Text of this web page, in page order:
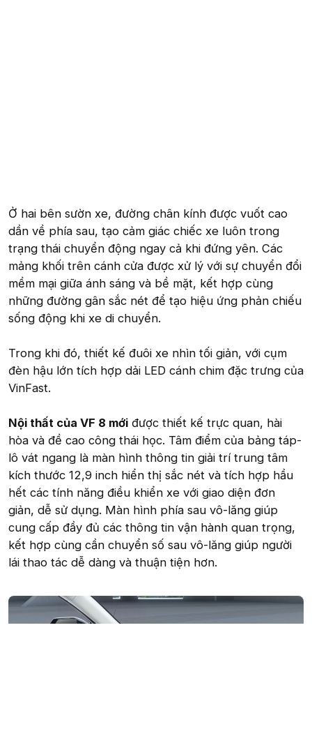
Ở hai bên sườn xe, đường chân kính được vuốt cao
dần về phía sau, tạo cảm giác chiếc xe luôn trong
trạng thái chuyển động ngay cả khi đứng yên. Các
mảng khối trên cánh cửa được xử lý với sự chuyển đổi
mềm mại giữa ánh sáng và bề mặt, kết hợp cùng
những đường gân sắc nét để tạo hiệu ứng phản chiếu
sống động khi xe di chuyển.
Trong khi đó, thiết kế đuôi xe nhìn tối giản, với cụm
đèn hậu lớn tích hợp dải LED cánh chim đặc trưng của
VinFast.
Nội thất của VF 8 mới được thiết kế trực quan, hài
hòa và đề cao công thái học. Tâm điểm của bảng táp-
lô vát ngang là màn hình thông tin giải trí trung tâm
kích thước 12,9 inch hiển thị sắc nét và tích hợp hầu
hết các tính năng điều khiển xe với giao diện đơn
giản, dễ sử dụng. Màn hình phía sau vô-lăng giúp
cung cấp đầy đủ các thông tin vận hành quan trọng,
kết hợp cùng cần chuyển số sau vô-lăng giúp người
lái thao tác dễ dàng và thuận tiện hơn.